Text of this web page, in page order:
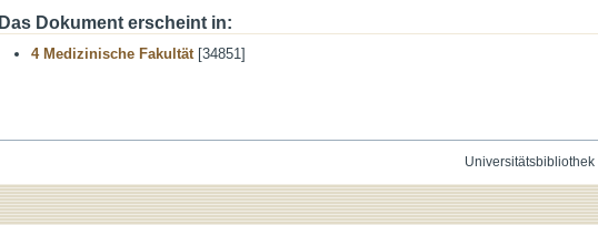
Das Dokument erscheint in:
4 Medizinische Fakultät[34851]
Universitätsbibliothek|